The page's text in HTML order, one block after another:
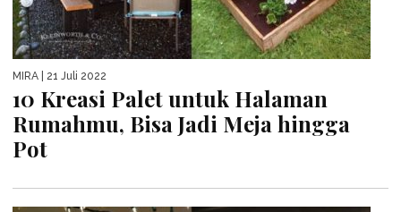
MIRA | 21 Juli 2022
10 Kreasi Palet untuk Halaman
Rumahmu, Bisa Jadi Meja hingga
Pot